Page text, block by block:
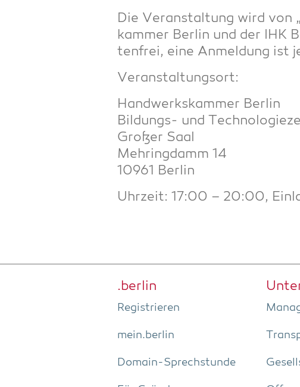
Die Ver­an­stal­tung wird von
kam­mer Ber­lin und der IHK
ten­frei, eine Anmel­dung ist
Ver­an­stal­tungs­ort:
Hand­werks­kam­mer Berlin
Bil­dungs- und
Gro­ßer Saal
Meh­ring­damm 14
10961 Berlin
Uhr­zeit: 17:00 – 20:00,
.ber­lin
Regis­trie­ren
mein.berlin
Domain-Sprech­stun­de